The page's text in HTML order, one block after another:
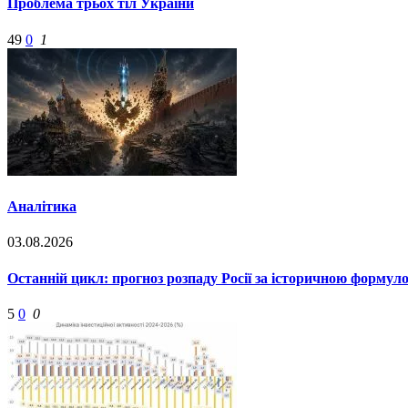
Проблема трьох тіл України
49 0 1
Аналітика
03.08.2026
Останній цикл: прогноз розпаду Росії за історичною
5 0 0